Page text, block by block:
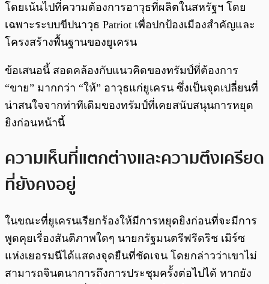
โดยเน้นไปที่ความต้องการอาวุธที่ผลิตในสหรัฐฯ โดย
เฉพาะระบบขีปนาวุธ Patriot เพื่อปกป้องเมืองสำคัญและ
โครงสร้างพื้นฐานของยูเครน
ข้อเสนอนี้ สอดคล้องกับแนวคิดของทรัมป์ที่ต้องการ
“ขาย” มากกว่า “ให้” อาวุธแก่ยูเครน ซึ่งเป็นจุดเปลี่ยนที่
น่าสนใจจากท่าทีเดิมของทรัมป์ที่เคยสนับสนุนการหยุด
ยิงก่อนหน้านี้
ความเห็นที่แตกต่างและความตึงเครียด
ที่ยังคงอยู่
ในขณะที่ยูเครนเรียกร้องให้มีการหยุดยิงก่อนที่จะมีการ
พูดคุยเรื่องสันติภาพใดๆ นายกรัฐมนตรีฟรีดริช เมิร์ซ
แห่งเยอรมนีได้แสดงจุดยืนที่ชัดเจน โดยกล่าวว่าเขาไม่
สามารถจินตนาการถึงการประชุมครั้งต่อไปได้ หากยัง